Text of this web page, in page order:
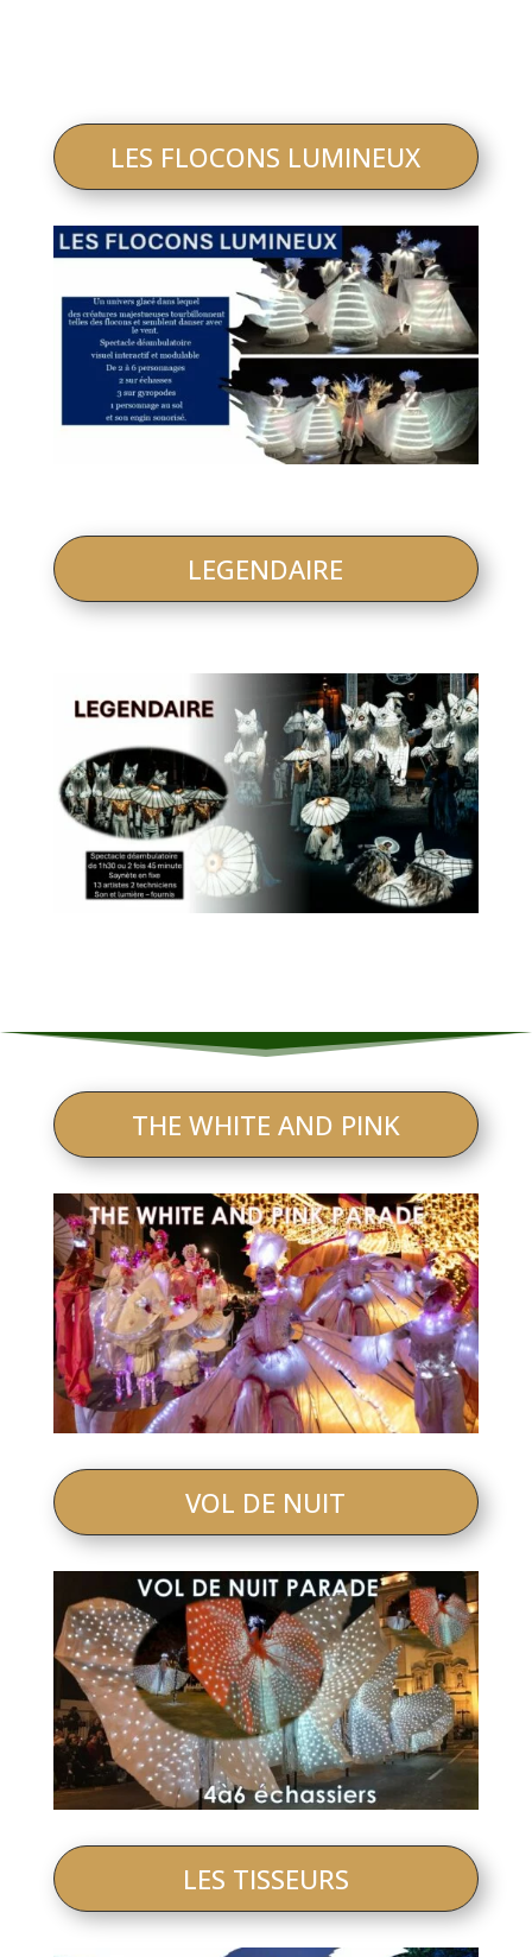
LES FLOCONS LUMINEUX
LEGENDAIRE
THE WHITE AND PINK
VOL DE NUIT
LES TISSEURS